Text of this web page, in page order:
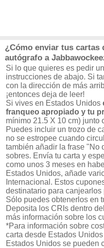
¿Cómo enviar tus cartas
autógrafo a
Si lo que quieres es pedir
instrucciones de abajo. Si
con la dirección de más
¡entonces deja de leer!
Si vives en Estados Unidos
franqueo apropiado y tu
mínimo 21.5 X 10 cm) junto
Puedes incluir un trozo de
no se estropee cuando
también añadir la frase "No
sobres. Envía tu carta y
como unos 3 meses en
Estados Unidos, añade
Internacional. Estos
destinatario para
Sólo puedes obtenerlos en
Deposita los CRIs dentro
más información sobre los
*Para información sobre
carta desde Estados Unidos
Estados Unidos se pueden